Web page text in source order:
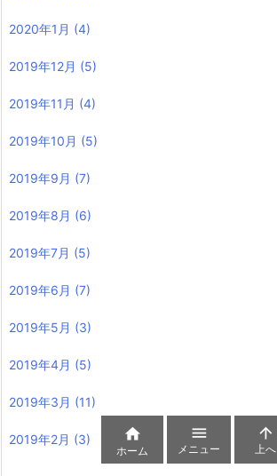
2020年1月 (4)
2019年12月 (5)
2019年11月 (4)
2019年10月 (5)
2019年9月 (7)
2019年8月 (6)
2019年7月 (5)
2019年6月 (7)
2019年5月 (3)
2019年4月 (5)
2019年3月 (11)
2019年2月 (3) 
ホーム

メニュー

上へ